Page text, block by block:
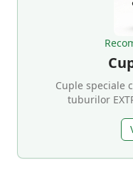
Cuple speciale
tuburilor